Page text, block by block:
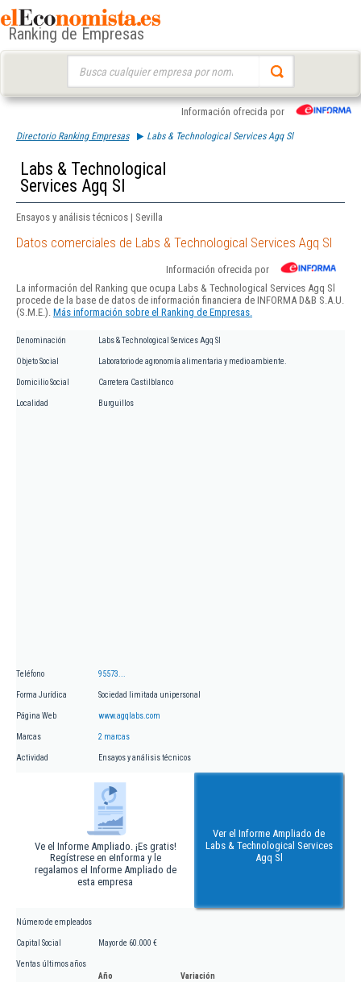
Ranking de Empresas
Información ofrecida por
Directorio Ranking Empresas Labs & Technological Services Agq Sl
Labs & Technological
Services Agq Sl
Ensayos y análisis técnicos | Sevilla
Datos comerciales de Labs & Technological Services Agq Sl
Información ofrecida por
La información del Ranking que ocupa Labs & Technological Services Agq Sl
procede de la base de datos de información financiera de INFORMA D&B S.A.U.
(S.M.E.). Más información sobre el Ranking de Empresas.
Denominación Labs & Technological Services Agq Sl
Objeto Social Laboratorio de agronomía alimentaria y medio ambiente.
Domicilio Social Carretera Castilblanco
Localidad Burguillos
Teléfono 95573...
Forma Jurídica Sociedad limitada unipersonal
Página Web www.agqlabs.com
Marcas 2 marcas
Actividad Ensayos y análisis técnicos
Ve el Informe Ampliado. ¡Es gratis!
Regístrese en eInforma y le
regalamos el Informe Ampliado de
esta empresa
Ver el Informe Ampliado de
Labs & Technological Services
Agq Sl
Número de empleados
Capital Social Mayor de 60.000 €
Ventas últimos años
Año
Variación